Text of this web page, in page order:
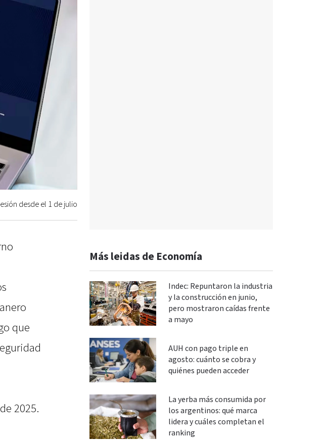
desde el 1 de julio
que
2025.
Más leidas de Economía
Indec: Repuntaron la industria
y la construcción en junio,
pero mostraron caídas frente
a mayo
AUH con pago triple en
agosto: cuánto se cobra y
quiénes pueden acceder
La yerba más consumida por
los argentinos: qué marca
lidera y cuáles completan el
ranking